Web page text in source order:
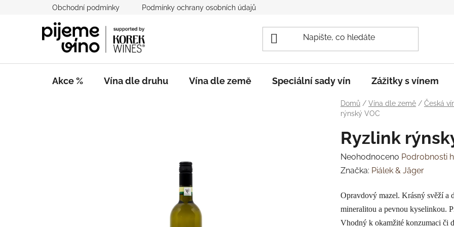
Obchodní podmínky Podmínky ochrany osobních údajů
Akce % Vína dle druhu Vína dle země Speciální sady vín Zážitky s vínem
Domů / Vína dle země / Česká
rýnský VOC
Ryzlink
Průměrné
hodnocení
je
0,0
z
Neohodnoceno Podrobnosti
Značka: Piálek & Jäger
Opravdový mazel. Krásný svěží a
mineralitou a pevnou kyselinkou.
Vhodný k okamžité konzumaci či